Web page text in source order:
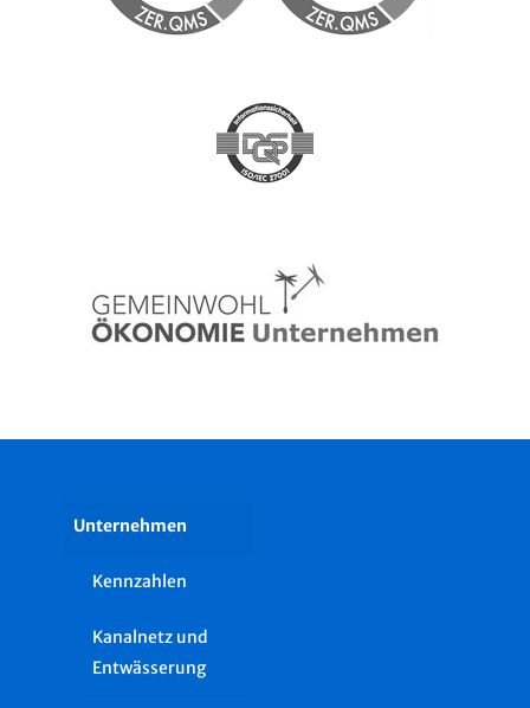
Unternehmen
Kennzahlen
Kanalnetz und
Entwässerung